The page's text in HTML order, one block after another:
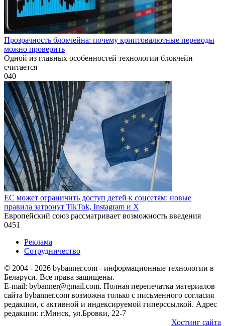
Прозрачность блокчейна: почему криптовалютные переводы
можно проверить
Одной из главных особенностей технологии блокчейн
считается
040
ЕС может ограничить доступ детей к соцсетям: новые
правила затронут TikTok, Instagram и X
Европейский союз рассматривает возможность введения
0451
Реклама
Сотрудничество
© 2004 - 2026 bybanner.com - информационные технологии в
Беларуси. Все права защищены.
E-mail: bybanner@gmail.com. Полная перепечатка материалов
сайта bybanner.com возможна только с письменного согласия
редакции, с активной и индексируемой гиперссылкой. Адрес
редакции: г.Минск, ул.Бровки, 22-7
Хостинг сайта